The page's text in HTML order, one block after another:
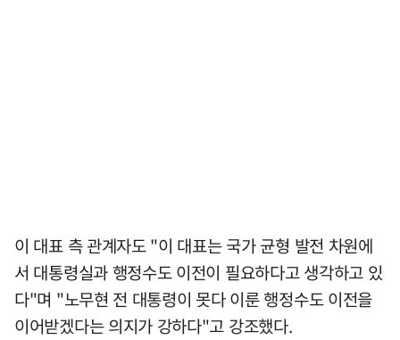
이 대표 측 관계자도 "이 대표는 국가 균형 발전 차원에
서 대통령실과 행정수도 이전이 필요하다고 생각하고 있
다"며 "노무현 전 대통령이 못다 이룬 행정수도 이전을
이어받겠다는 의지가 강하다"고 강조했다.